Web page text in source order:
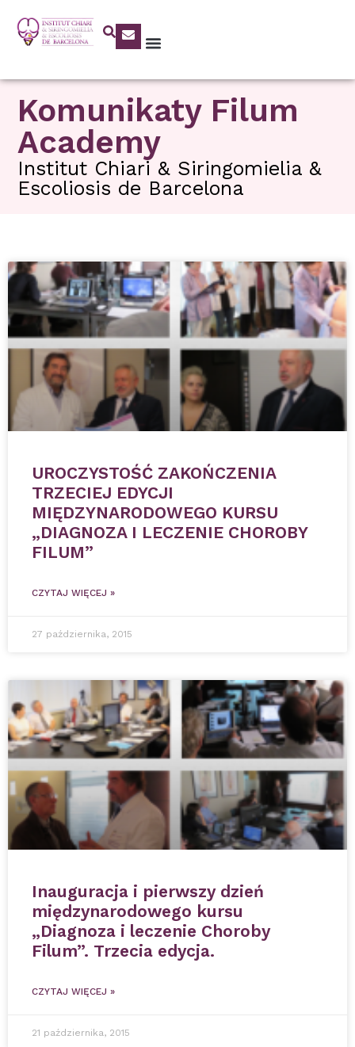
Komunikaty Filum
Academy
Institut Chiari & Siringomielia &
Escoliosis de Barcelona
UROCZYSTOŚĆ ZAKOŃCZENIA
TRZECIEJ EDYCJI
MIĘDZYNARODOWEGO KURSU
„DIAGNOZA I LECZENIE CHOROBY
FILUM”
CZYTAJ WIĘCEJ »
27 października, 2015
Inauguracja i pierwszy dzień
międzynarodowego kursu
„Diagnoza i leczenie Choroby
Filum”. Trzecia edycja.
CZYTAJ WIĘCEJ »
21 października, 2015